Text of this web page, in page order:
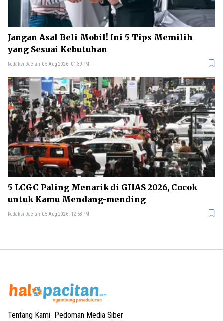
Jangan Asal Beli Mobil! Ini 5 Tips Memilih
yang Sesuai Kebutuhan
Redaksi Daerah 05 Aug 2026 - 01:39PM
5 LCGC Paling Menarik di GIIAS 2026, Cocok
untuk Kamu Mendang-mending
Redaksi Daerah 05 Aug 2026 - 12:58PM
Tentang Kami Pedoman Media Siber